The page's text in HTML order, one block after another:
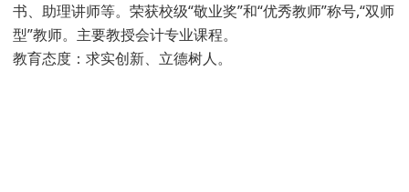
书、助理讲师等。荣获校级“敬业奖”和“优秀教师”称号,“双师
型”教师。主要教授会计专业课程。
教育态度：求实创新、立德树人。